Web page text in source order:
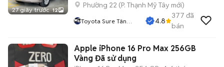
27 giây trước 12
Phường 22 (P. Thạnh Mỹ Tây mới)
Toyota Sure Tân
4.8
377 đã
bán
Apple iPhone 16 Pro Max 256GB
Vàng Đã sử dụng